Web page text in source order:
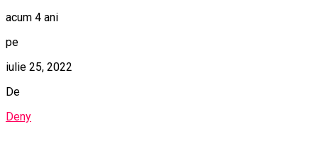
acum 4 ani
pe
iulie 25, 2022
De
Deny